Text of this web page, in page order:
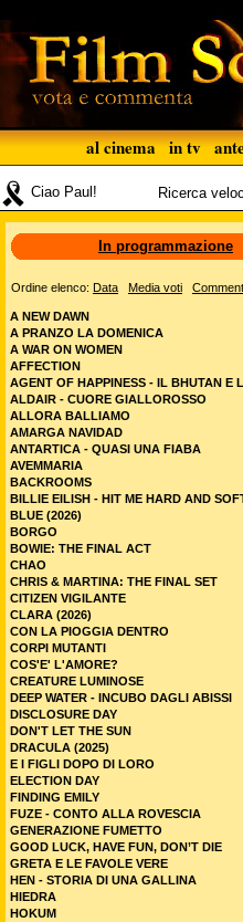
al cinema in tv
Ciao Paul! Ricerca
In programmazione
Ordine elenco: Data Media voti
A NEW DAWN
A PRANZO LA DOMENICA
A WAR ON WOMEN
AFFECTION
AGENT OF HAPPINESS - IL BHUTAN E
ALDAIR - CUORE GIALLOROSSO
ALLORA BALLIAMO
AMARGA NAVIDAD
ANTARTICA - QUASI UNA FIABA
AVEMMARIA
BACKROOMS
BILLIE EILISH - HIT ME HARD AND
BLUE (2026)
BORGO
BOWIE: THE FINAL ACT
CHAO
CHRIS & MARTINA: THE FINAL SET
CITIZEN VIGILANTE
CLARA (2026)
CON LA PIOGGIA DENTRO
CORPI MUTANTI
COS'E' L'AMORE?
CREATURE LUMINOSE
DEEP WATER - INCUBO DAGLI ABISSI
DISCLOSURE DAY
DON'T LET THE SUN
DRACULA (2025)
E I FIGLI DOPO DI LORO
ELECTION DAY
FINDING EMILY
FUZE - CONTO ALLA ROVESCIA
GENERAZIONE FUMETTO
GOOD LUCK, HAVE FUN, DON’T DIE
GRETA E LE FAVOLE VERE
HEN - STORIA DI UNA GALLINA
HIEDRA
HOKUM